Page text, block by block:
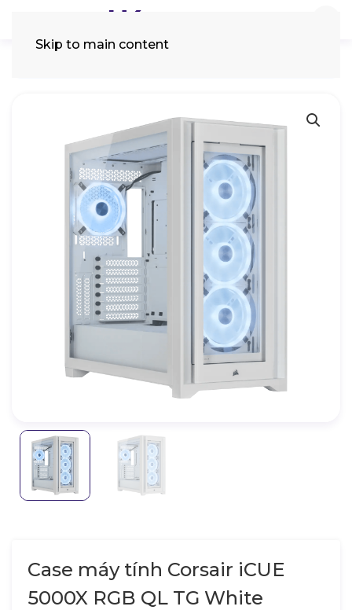
Skip to main content
Case máy tính Corsair iCUE
5000X RGB QL TG White